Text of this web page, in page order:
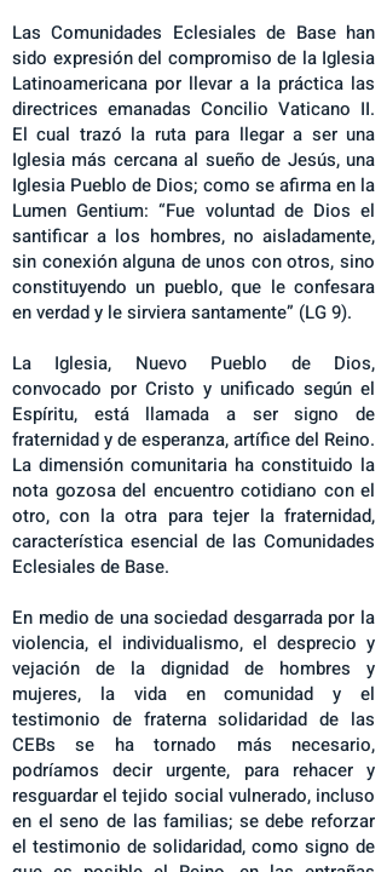
Las Comunidades Eclesiales de Base han
sido expresión del compromiso de la Iglesia
Latinoamericana por llevar a la práctica las
directrices emanadas Concilio Vaticano II.
El cual trazó la ruta para llegar a ser una
Iglesia más cercana al sueño de Jesús, una
Iglesia Pueblo de Dios; como se afirma en la
Lumen Gentium: “Fue voluntad de Dios el
santificar a los hombres, no aisladamente,
sin conexión alguna de unos con otros, sino
constituyendo un pueblo, que le confesara
en verdad y le sirviera santamente” (LG 9).
La Iglesia, Nuevo Pueblo de Dios,
convocado por Cristo y unificado según el
Espíritu, está llamada a ser signo de
fraternidad y de esperanza, artífice del Reino.
La dimensión comunitaria ha constituido la
nota gozosa del encuentro cotidiano con el
otro, con la otra para tejer la fraternidad,
característica esencial de las Comunidades
Eclesiales de Base.
En medio de una sociedad desgarrada por la
violencia, el individualismo, el desprecio y
vejación de la dignidad de hombres y
mujeres, la vida en comunidad y el
testimonio de fraterna solidaridad de las
CEBs se ha tornado más necesario,
podríamos decir urgente, para rehacer y
resguardar el tejido social vulnerado, incluso
en el seno de las familias; se debe reforzar
el testimonio de solidaridad, como signo de